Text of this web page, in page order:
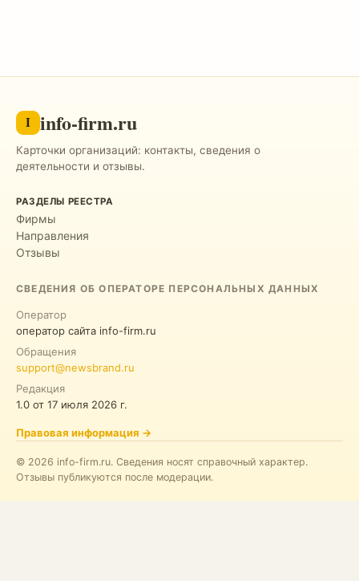
I info-firm.ru
Карточки организаций: контакты, сведения о
деятельности и отзывы.
РАЗДЕЛЫ РЕЕСТРА
Фирмы
Направления
Отзывы
СВЕДЕНИЯ ОБ ОПЕРАТОРЕ ПЕРСОНАЛЬНЫХ ДАННЫХ
Оператор
оператор сайта info-firm.ru
Обращения
support@newsbrand.ru
Редакция
1.0 от 17 июля 2026 г.
Правовая информация →
© 2026 info-firm.ru. Сведения носят справочный характер.
Отзывы публикуются после модерации.